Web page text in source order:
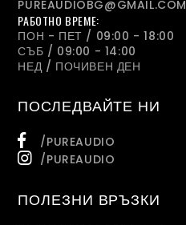
PUREAUDIOBG@GMAIL.COM
РАБОТНО ВРЕМЕ:
ПОН - ПЕТ / 09:00 - 18:00
СЪБ / 09:00 - 14:00
НЕД / ПОЧИВЕН ДЕН
ПОСЛЕДВАЙТЕ НИ
/PUREAUDIO
/PUREAUDIO
ПОЛЕЗНИ ВРЪЗКИ